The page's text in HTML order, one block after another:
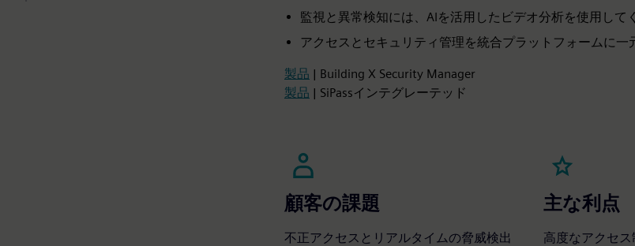
監視と異常検知には、AIを活用したビデオ分析を使用して
アクセスとセキュリティ管理を統合プラットフォームに一
製品 | Building X Security Manager
製品 | SiPassインテグレーテッド
顧客の課題
不正アクセスとリアルタイムの脅威検出
主な利点
高度なアクセス